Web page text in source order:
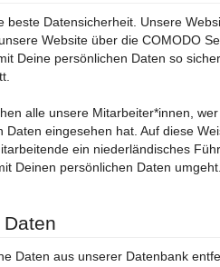
beste Datensicherheit. Unsere
Website über die COMODO
Deine persönlichen Daten so
alle unsere Mitarbeiter*innen,
Daten eingesehen hat. Auf diese
ein niederländisches
Deinen persönlichen Daten umgeht.
Daten aus unserer Datenbank